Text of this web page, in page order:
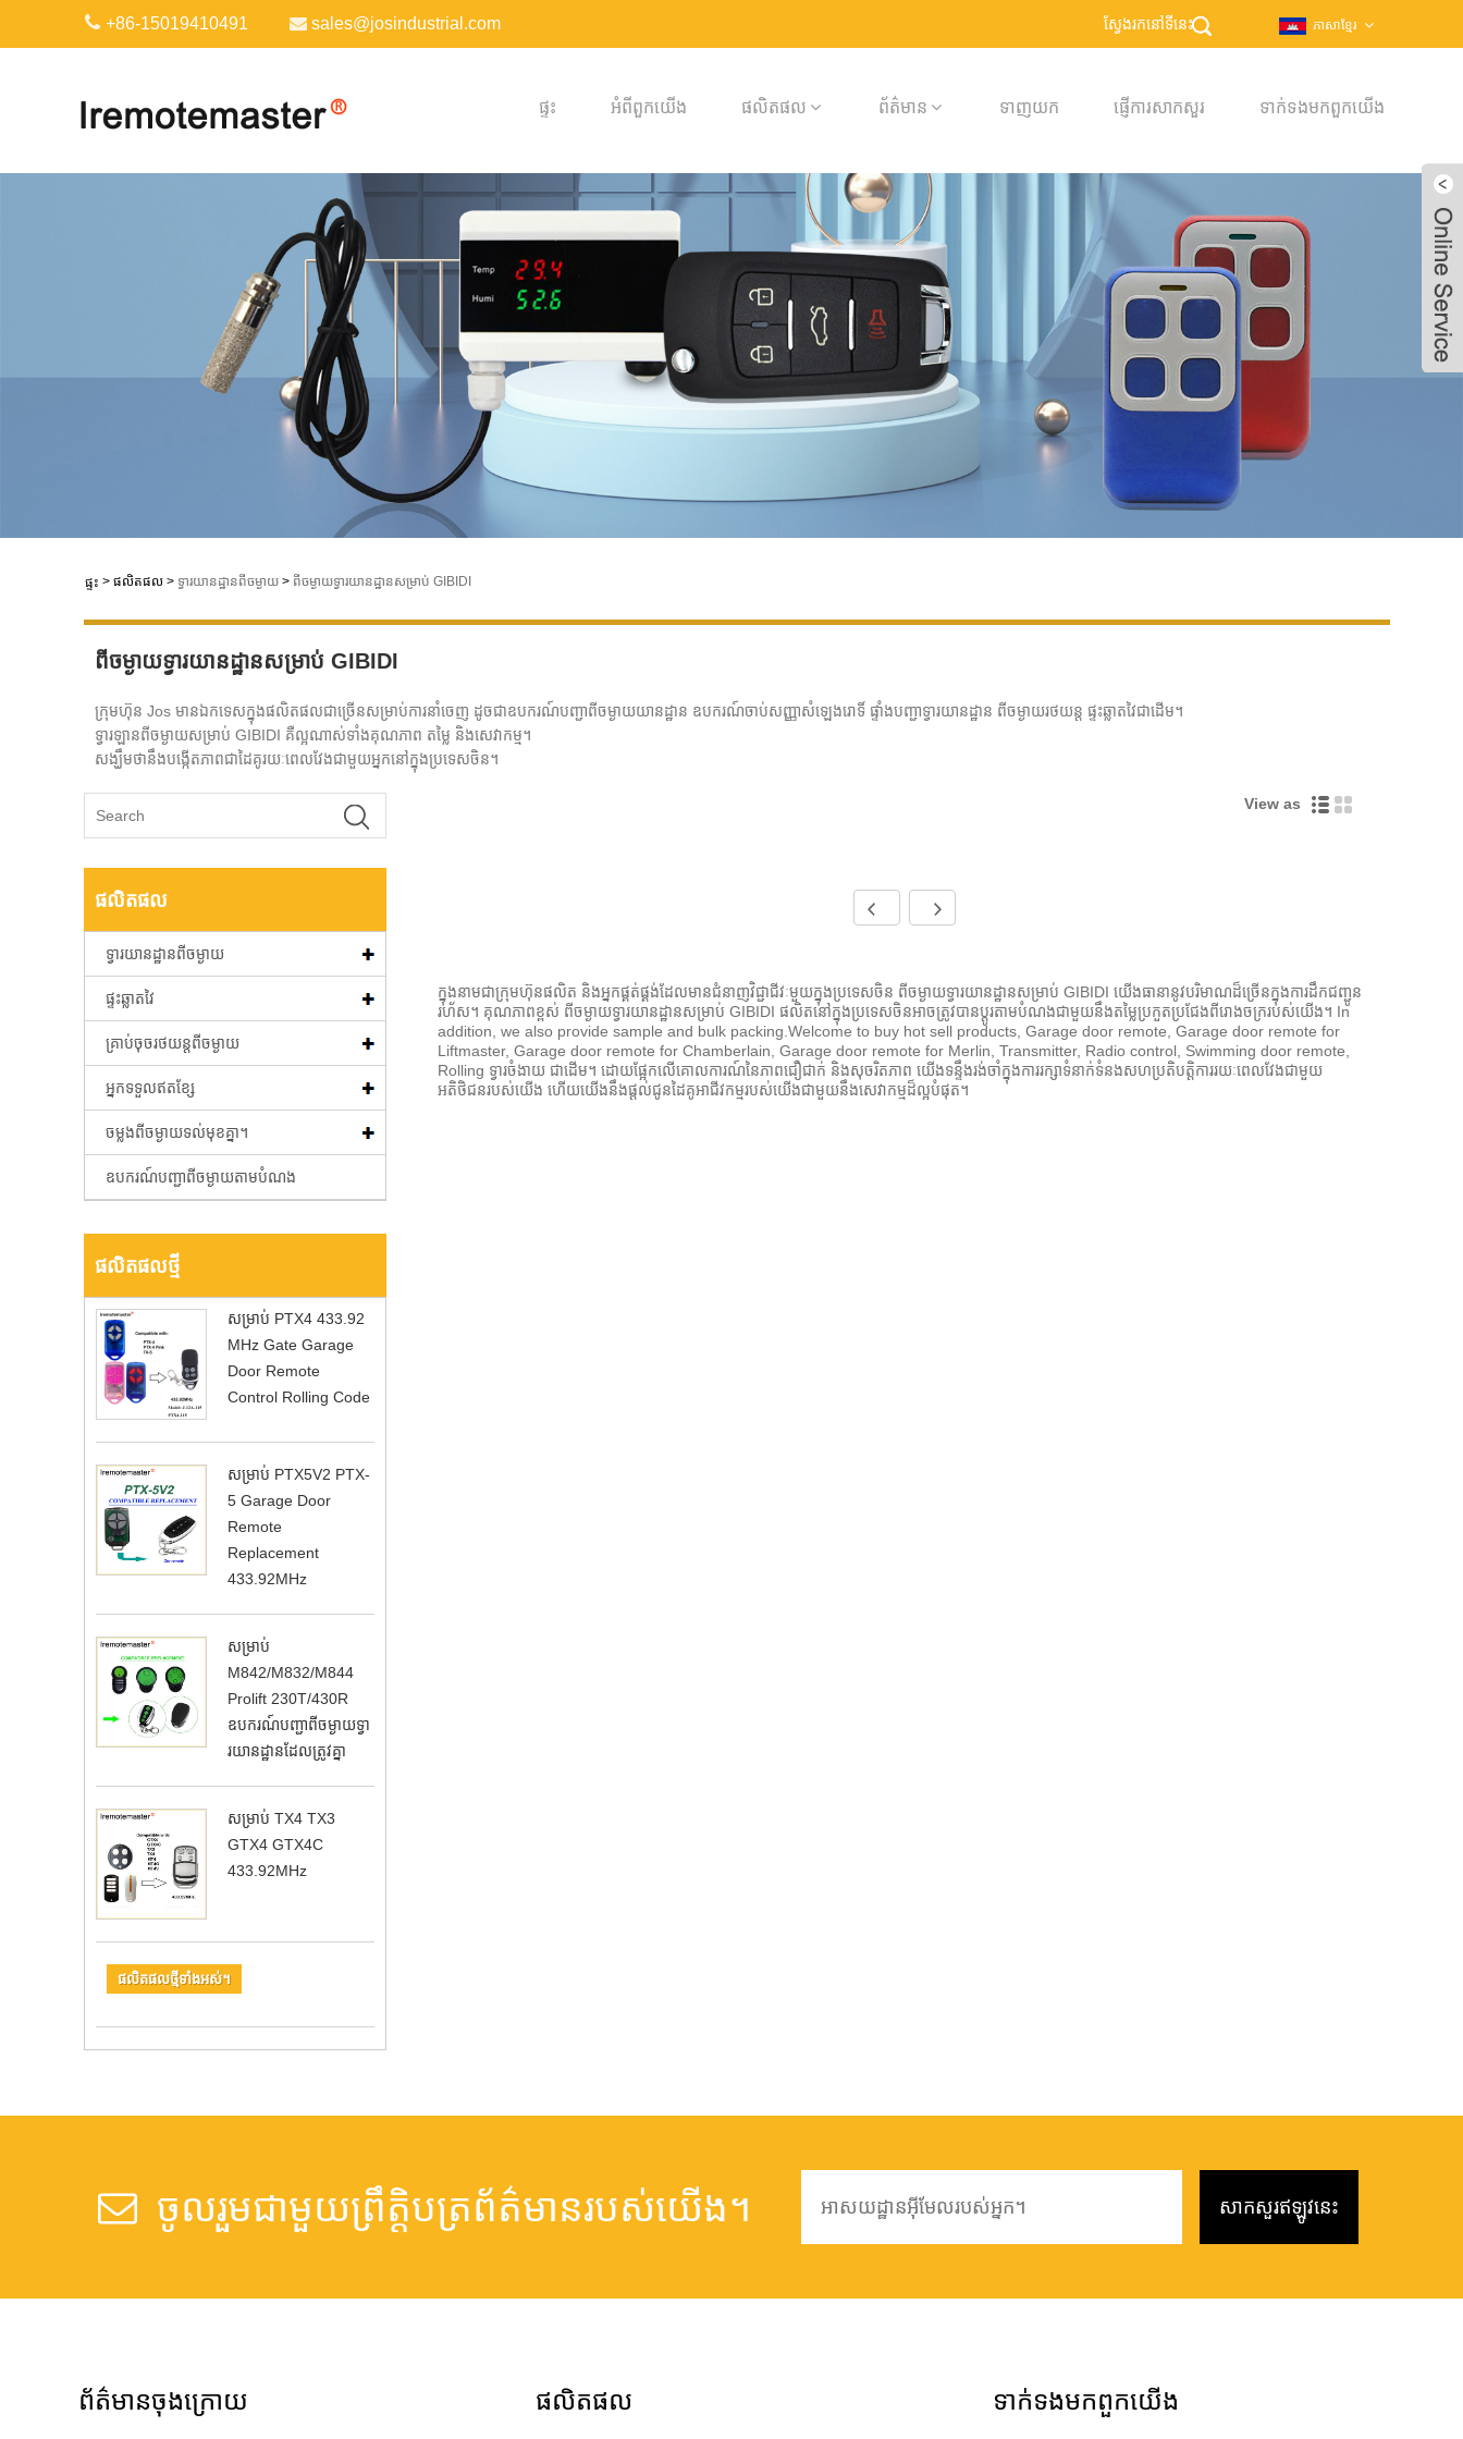
+86-15019410491 sales@josindustrial.com ភាសាខ្មែរ
ផ្ទះ អំពី​ពួក​យើង ផលិតផល ព័ត៌មាន ទាញយក ផ្ញើការសាកសួរ ទាក់ទង​មក​ពួក​យើង
ផ្ទះ > ផលិតផល > ទ្វារយានដ្ឋានពីចម្ងាយ > ពីចម្ងាយទ្វារយានដ្ឋានសម្រាប់ GIBIDI
ពីចម្ងាយទ្វារយានដ្ឋានសម្រាប់ GIBIDI
ក្រុមហ៊ុន Jos មានឯកទេសក្នុងផលិតផលជាច្រើនសម្រាប់ការនាំចេញ ដូចជាឧបករណ៍បញ្ជាពីចម្ងាយយានដ្ឋាន ឧបករណ៍ចាប់សញ្ញាសំឡេងរោទិ៍ ផ្ទាំងបញ្ជាទ្វារយានដ្ឋាន ពីចម្ងាយរថយន្ត ផ្ទះឆ្លាតវៃជាដើម។
ទ្វារឡានពីចម្ងាយសម្រាប់ GIBIDI គឺល្អណាស់ទាំងគុណភាព តម្លៃ និងសេវាកម្ម។
សង្ឃឹមថានឹងបង្កើតភាពជាដៃគូរយៈពេលវែងជាមួយអ្នកនៅក្នុងប្រទេសចិន។
ផលិតផល
ទ្វារយានដ្ឋានពីចម្ងាយ
ផ្ទះឆ្លាតវៃ
គ្រាប់ចុចរថយន្តពីចម្ងាយ
អ្នកទទួលឥតខ្សែ
ចម្លងពីចម្ងាយទល់មុខគ្នា។
ឧបករណ៍បញ្ជាពីចម្ងាយតាមបំណង
ផលិតផល​ថ្មី
សម្រាប់ PTX4 433.92
MHz Gate Garage
Door Remote
Control Rolling Code
សម្រាប់ PTX5V2 PTX-
5 Garage Door
Remote
Replacement
433.92MHz
សម្រាប់
M842/M832/M844
Prolift 230T/430R
ឧបករណ៍បញ្ជាពីចម្ងាយទ្វា
រយានដ្ឋានដែលត្រូវគ្នា
សម្រាប់ TX4 TX3
GTX4 GTX4C
433.92MHz
ផលិតផលថ្មីទាំងអស់។
View as
ក្នុងនាមជាក្រុមហ៊ុនផលិត និងអ្នកផ្គត់ផ្គង់ដែលមានជំនាញវិជ្ជាជីវៈមួយក្នុងប្រទេសចិន ពីចម្ងាយទ្វារយានដ្ឋានសម្រាប់ GIBIDI យើងធានានូវបរិមាណដ៏ច្រើនក្នុងការដឹកជញ្ជូន
រហ័ស។ គុណភាពខ្ពស់ ពីចម្ងាយទ្វារយានដ្ឋានសម្រាប់ GIBIDI ផលិតនៅក្នុងប្រទេសចិនអាចត្រូវបានប្ដូរតាមបំណងជាមួយនឹងតម្លៃប្រកួតប្រជែងពីរោងចក្ររបស់យើង។ In
addition, we also provide sample and bulk packing.Welcome to buy hot sell products, Garage door remote, Garage door remote for
Liftmaster, Garage door remote for Chamberlain, Garage door remote for Merlin, Transmitter, Radio control, Swimming door remote,
Rolling ទ្វារចំងាយ ជាដើម។ ដោយផ្អែកលើគោលការណ៍នៃភាពជឿជាក់ និងសុចរិតភាព យើងទន្ទឹងរង់ចាំក្នុងការរក្សាទំនាក់ទំនងសហប្រតិបត្តិការរយៈពេលវែងជាមួយ
អតិថិជនរបស់យើង ហើយយើងនឹងផ្តល់ជូនដៃគូអាជីវកម្មរបស់យើងជាមួយនឹងសេវាកម្មដ៏ល្អបំផុត។
ចូលរួមជាមួយព្រឹត្តិបត្រព័ត៌មានរបស់យើង។
ព័ត៌មានចុងក្រោយ ផលិតផល ទាក់ទង​មក​ពួក​យើង